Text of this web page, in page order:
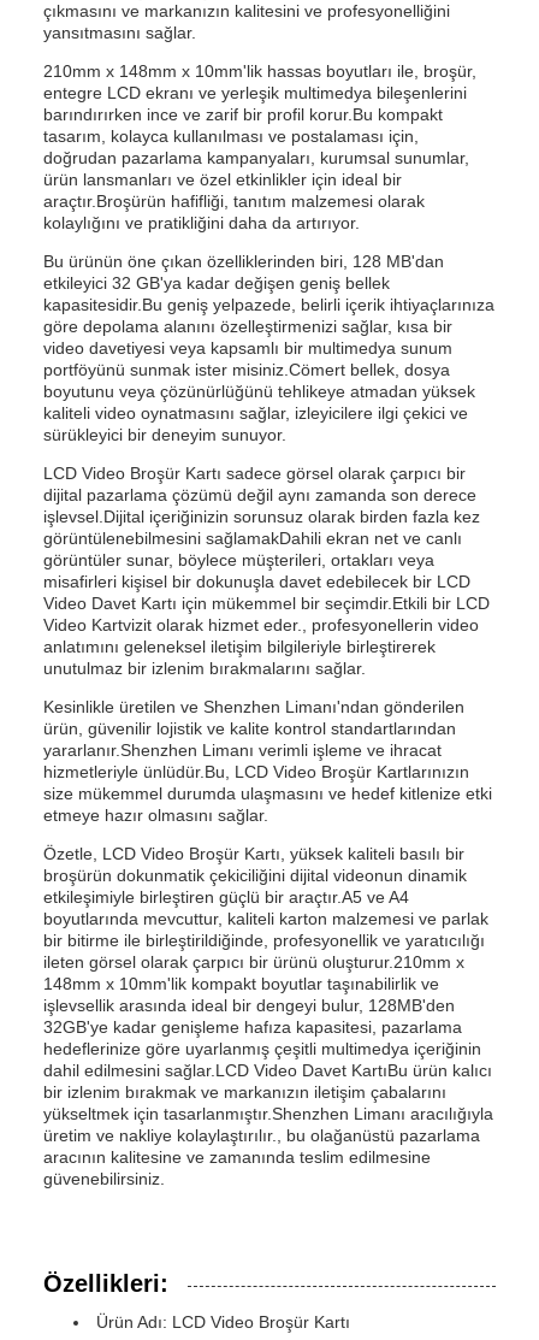
çıkmasını ve markanızın kalitesini ve profesyonelliğini
yansıtmasını sağlar.
210mm x 148mm x 10mm'lik hassas boyutları ile, broşür,
entegre LCD ekranı ve yerleşik multimedya bileşenlerini
barındırırken ince ve zarif bir profil korur.Bu kompakt
tasarım, kolayca kullanılması ve postalaması için,
doğrudan pazarlama kampanyaları, kurumsal sunumlar,
ürün lansmanları ve özel etkinlikler için ideal bir
araçtır.Broşürün hafifliği, tanıtım malzemesi olarak
kolaylığını ve pratikliğini daha da artırıyor.
Bu ürünün öne çıkan özelliklerinden biri, 128 MB'dan
etkileyici 32 GB'ya kadar değişen geniş bellek
kapasitesidir.Bu geniş yelpazede, belirli içerik ihtiyaçlarınıza
göre depolama alanını özelleştirmenizi sağlar, kısa bir
video davetiyesi veya kapsamlı bir multimedya sunum
portföyünü sunmak ister misiniz.Cömert bellek, dosya
boyutunu veya çözünürlüğünü tehlikeye atmadan yüksek
kaliteli video oynatmasını sağlar, izleyicilere ilgi çekici ve
sürükleyici bir deneyim sunuyor.
LCD Video Broşür Kartı sadece görsel olarak çarpıcı bir
dijital pazarlama çözümü değil aynı zamanda son derece
işlevsel.Dijital içeriğinizin sorunsuz olarak birden fazla kez
görüntülenebilmesini sağlamakDahili ekran net ve canlı
görüntüler sunar, böylece müşterileri, ortakları veya
misafirleri kişisel bir dokunuşla davet edebilecek bir LCD
Video Davet Kartı için mükemmel bir seçimdir.Etkili bir LCD
Video Kartvizit olarak hizmet eder., profesyonellerin video
anlatımını geleneksel iletişim bilgileriyle birleştirerek
unutulmaz bir izlenim bırakmalarını sağlar.
Kesinlikle üretilen ve Shenzhen Limanı'ndan gönderilen
ürün, güvenilir lojistik ve kalite kontrol standartlarından
yararlanır.Shenzhen Limanı verimli işleme ve ihracat
hizmetleriyle ünlüdür.Bu, LCD Video Broşür Kartlarınızın
size mükemmel durumda ulaşmasını ve hedef kitlenize etki
etmeye hazır olmasını sağlar.
Özetle, LCD Video Broşür Kartı, yüksek kaliteli basılı bir
broşürün dokunmatik çekiciliğini dijital videonun dinamik
etkileşimiyle birleştiren güçlü bir araçtır.A5 ve A4
boyutlarında mevcuttur, kaliteli karton malzemesi ve parlak
bir bitirme ile birleştirildiğinde, profesyonellik ve yaratıcılığı
ileten görsel olarak çarpıcı bir ürünü oluşturur.210mm x
148mm x 10mm'lik kompakt boyutlar taşınabilirlik ve
işlevsellik arasında ideal bir dengeyi bulur, 128MB'den
32GB'ye kadar genişleme hafıza kapasitesi, pazarlama
hedeflerinize göre uyarlanmış çeşitli multimedya içeriğinin
dahil edilmesini sağlar.LCD Video Davet KartıBu ürün kalıcı
bir izlenim bırakmak ve markanızın iletişim çabalarını
yükseltmek için tasarlanmıştır.Shenzhen Limanı aracılığıyla
üretim ve nakliye kolaylaştırılır., bu olağanüstü pazarlama
aracının kalitesine ve zamanında teslim edilmesine
güvenebilirsiniz.
Özellikleri:
Ürün Adı: LCD Video Broşür Kartı